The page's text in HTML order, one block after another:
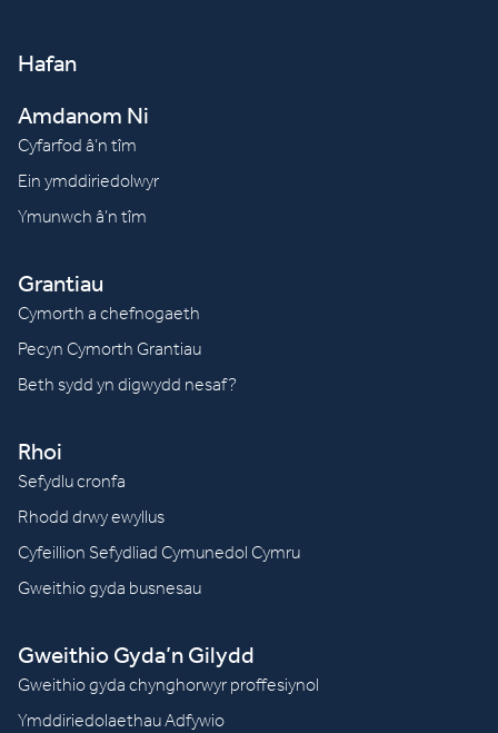
Hafan
Amdanom Ni
Cyfarfod â’n tîm
Ein ymddiriedolwyr
Ymunwch â’n tîm
Grantiau
Cymorth a chefnogaeth
Pecyn Cymorth Grantiau
Beth sydd yn digwydd nesaf?
Rhoi
Sefydlu cronfa
Rhodd drwy ewyllus
Cyfeillion Sefydliad Cymunedol Cymru
Gweithio gyda busnesau
Gweithio Gyda’n Gilydd
Gweithio gyda chynghorwyr proffesiynol
Ymddiriedolaethau Adfywio